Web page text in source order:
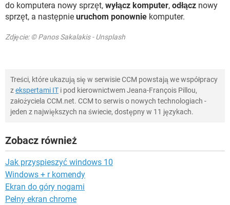
do komputera nowy sprzęt, wyłącz komputer, odłącz nowy
sprzęt, a następnie uruchom ponownie komputer.
Zdjęcie: © Panos Sakalakis - Unsplash
Treści, które ukazują się w serwisie CCM powstają we współpracy
zekspertami IT i pod kierownictwem Jeana-François Pillou,
założyciela CCM.net. CCM to serwis o nowych technologiach -
jeden z największych na świecie, dostępny w 11 językach.
Zobacz również
Jak przyspieszyć windows 10
Windows + r komendy
Ekran do góry nogami
Pełny ekran chrome